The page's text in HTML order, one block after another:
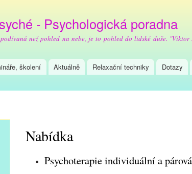
hlavnímu
obsahu
- Psychologická poradna
než pohled na nebe, je to pohled do lidské duše. "Viktor
školení Aktuálně Relaxační techniky Dotazy
Nabídka
Psychoterapie individuální a párová